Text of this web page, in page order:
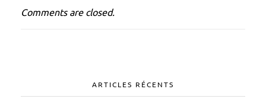
e
s
Comments are closed.
ARTICLES RÉCENTS